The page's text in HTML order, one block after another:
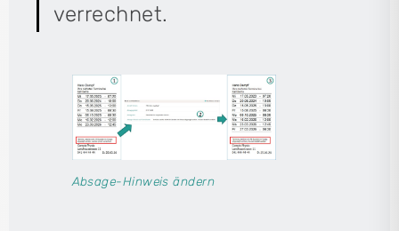
verrechnet.
Absage-Hinweis ändern